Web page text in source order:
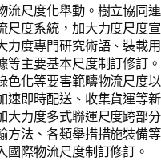
流尺度化舉動。樹立協同
尺度系統，加大力度尺度
力度專門研究術語、裝載
等主要基本尺度制訂修訂
色化等要害範疇物流尺度
速即時配送、收集貨運等
大力度多式聯運尺度跨部
方法、各類舉措措施裝備
國際物流尺度制訂修訂。